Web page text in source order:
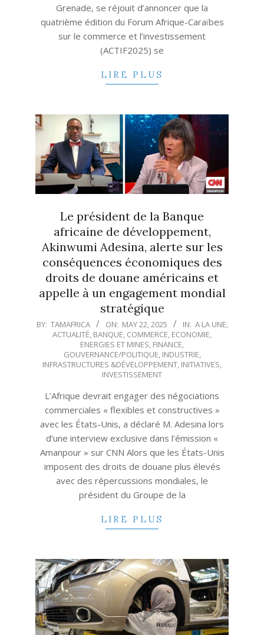
Grenade, se réjouit d’annoncer que la
quatrième édition du Forum Afrique-Caraïbes
sur le commerce et l’investissement
(ACTIF2025) se
LIRE PLUS
Le président de la Banque
africaine de développement,
Akinwumi Adesina, alerte sur les
conséquences économiques des
droits de douane américains et
appelle à un engagement mondial
stratégique
2025-
BY: TAMAFRICA ON: MAY 22, 2025 IN: A LA UNE,
ACTUALITÉ, BANQUE, COMMERCE, ECONOMIE,
ENERGIES ET MINES, FINANCE,
GOUVERNANCE/POLITIQUE, INDUSTRIE,
INFRASTRUCTURES &DÉVELOPPEMENT, INITIATIVES,
INVESTISSEMENT
L’Afrique devrait engager des négociations
commerciales « flexibles et constructives »
avec les États-Unis, a déclaré M. Adesina lors
d’une interview exclusive dans l’émission «
Amanpour » sur CNN Alors que les États-Unis
imposent des droits de douane plus élevés
avec des répercussions mondiales, le
président du Groupe de la
LIRE PLUS